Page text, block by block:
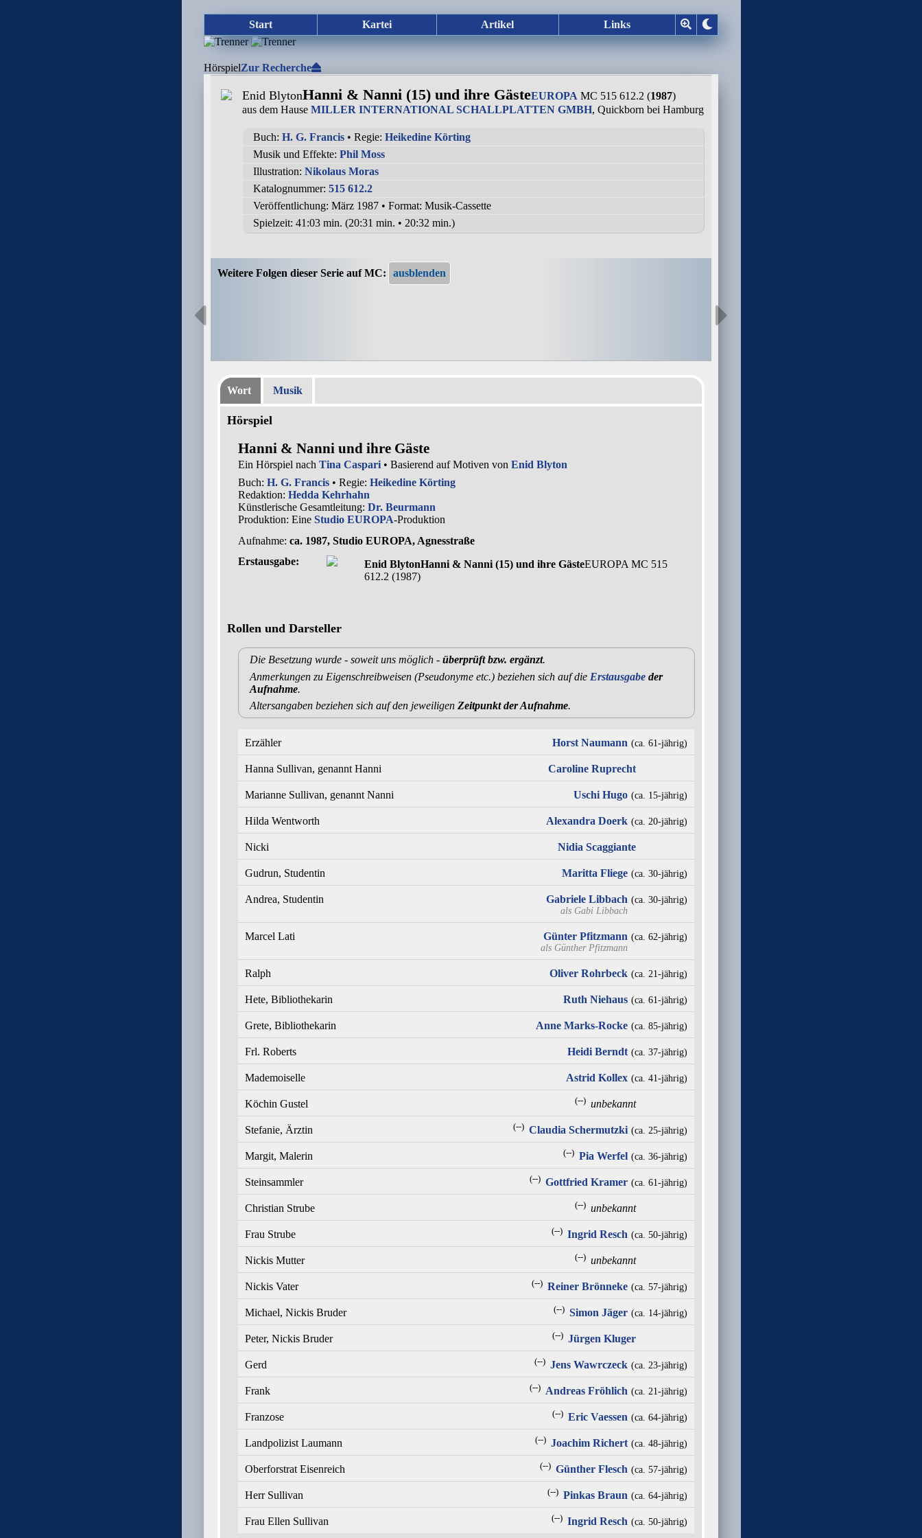
Start Kartei Artikel Links
HörspielZur Recherche
Enid BlytonHanni & Nanni (15) und ihre GästeEUROPA MC 515 612.2 (1987)
aus dem HauseMILLER INTERNATIONAL SCHALLPLATTEN GMBH, Quickborn bei Hamburg
Buch:H. G. Francis • Regie:Heikedine Körting
Musik und Effekte:Phil Moss
Illustration:Nikolaus Moras
Katalognummer:515 612.2
Veröffentlichung: März 1987 •Format: Musik-Cassette
Spielzeit:41:03 min. (20:31 min. • 20:32 min.)
Weitere Folgen dieser Serie auf MC:
Wort Musik
Hörspiel
Hanni & Nanni und ihre Gäste
Ein Hörspiel nachTina Caspari • Basierend auf Motiven vonEnid Blyton
Buch:H. G. Francis • Regie:Heikedine Körting
Redaktion:Hedda Kehrhahn
Künstlerische Gesamtleitung:Dr. Beurmann
Produktion: EineStudio EUROPA-Produktion
Aufnahme:ca. 1987, Studio EUROPA, Agnesstraße
Erstausgabe:
Enid BlytonHanni & Nanni (15) und ihre GästeEUROPA MC 515
612.2 (1987)
Rollen und Darsteller
Die Besetzung wurde - soweit uns möglich -überprüft bzw. ergänzt.
Anmerkungen zu Eigenschreibweisen (Pseudonyme etc.) beziehen sich auf die Erstausgabe der
Aufnahme.
Altersangaben beziehen sich auf den jeweiligenZeitpunkt der Aufnahme.
Erzähler Horst Naumann (ca. 61‑jährig)
Hanna Sullivan, genannt Hanni Caroline Ruprecht
Marianne Sullivan, genannt Nanni Uschi Hugo (ca. 15‑jährig)
Hilda Wentworth Alexandra Doerk (ca. 20‑jährig)
Nicki Nidia Scaggiante
Gudrun, Studentin Maritta Fliege (ca. 30‑jährig)
Andrea, Studentin Gabriele Libbach
als Gabi Libbach
(ca. 30‑jährig)
Marcel Lati Günter Pfitzmann
als Günther Pfitzmann
(ca. 62‑jährig)
Ralph Oliver Rohrbeck (ca. 21‑jährig)
Hete, Bibliothekarin Ruth Niehaus (ca. 61‑jährig)
Grete, Bibliothekarin Anne Marks-Rocke (ca. 85‑jährig)
Frl. Roberts Heidi Berndt (ca. 37‑jährig)
Mademoiselle Astrid Kollex (ca. 41‑jährig)
Köchin Gustel (--) unbekannt
Stefanie, Ärztin (--) Claudia Schermutzki (ca. 25‑jährig)
Margit, Malerin (--) Pia Werfel (ca. 36‑jährig)
Steinsammler (--) Gottfried Kramer (ca. 61‑jährig)
Christian Strube (--) unbekannt
Frau Strube (--) Ingrid Resch (ca. 50‑jährig)
Nickis Mutter (--) unbekannt
Nickis Vater (--) Reiner Brönneke (ca. 57‑jährig)
Michael, Nickis Bruder (--) Simon Jäger (ca. 14‑jährig)
Peter, Nickis Bruder (--) Jürgen Kluger
Gerd (--) Jens Wawrczeck (ca. 23‑jährig)
Frank (--) Andreas Fröhlich (ca. 21‑jährig)
Franzose (--) Eric Vaessen (ca. 64‑jährig)
Landpolizist Laumann (--) Joachim Richert (ca. 48‑jährig)
Oberforstrat Eisenreich (--) Günther Flesch (ca. 57‑jährig)
Herr Sullivan (--) Pinkas Braun (ca. 64‑jährig)
Frau Ellen Sullivan (--) Ingrid Resch (ca. 50‑jährig)